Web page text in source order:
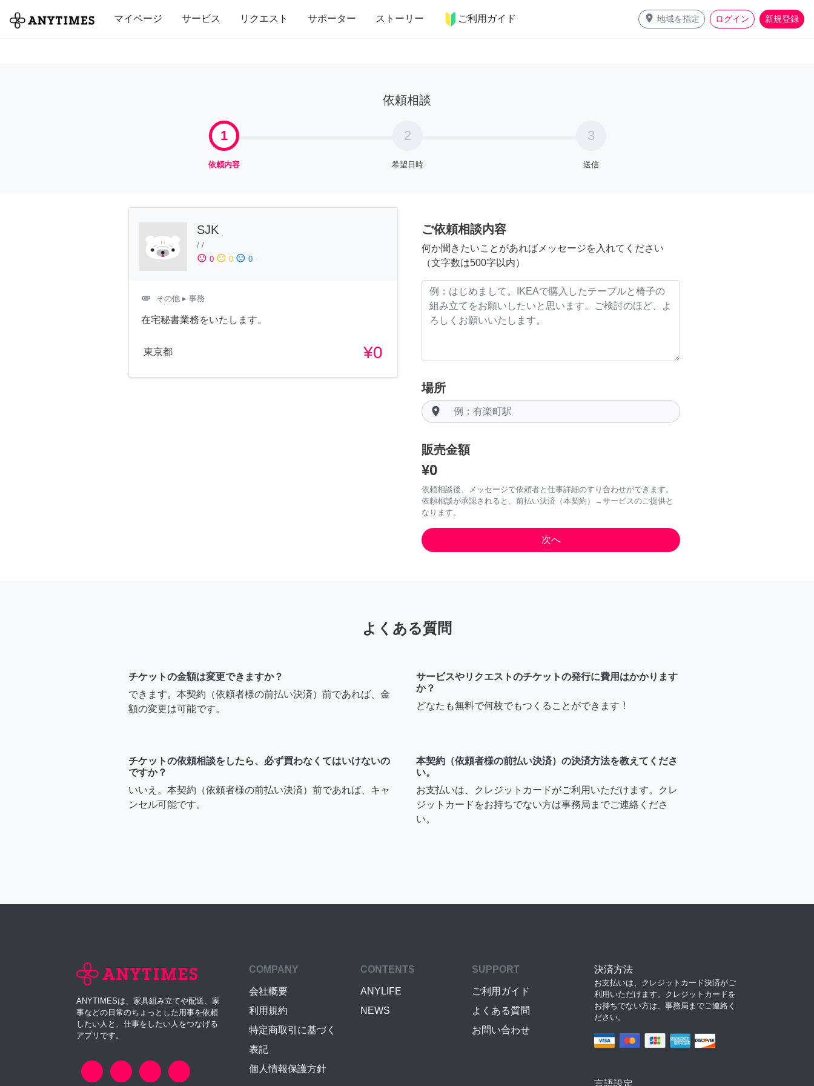
マイページ サービス リクエスト サポーター ストーリー ご利用ガイド place 地域を指定 ログイン 新規登録
全て 修理・組立 家事 引っ越し インテリア 趣味・習い事 ペット 料理
依頼相談
1
依頼内容
2
希望日時
3
送信
SJK
/ /
sentiment_satisfied 0 sentiment_neutral 0 sentiment_dissatisfied 0
attachment その他 ▸ 事務
在宅秘書業務をいたします。
東京都 ¥0
ご依頼相談内容
何か聞きたいことがあればメッセージを入れてください
（文字数は500字以内）
場所
room
販売金額
¥0
依頼相談後、メッセージで依頼者と仕事詳細のすり合わせができます。
依頼相談が承認されると、前払い決済（本契約）→サービスのご提供と
なります。
よくある質問
チケットの金額は変更できますか？
できます。本契約（依頼者様の前払い決済）前であれば、金
額の変更は可能です。
サービスやリクエストのチケットの発行に費用はかかります
か？
どなたも無料で何枚でもつくることができます！
チケットの依頼相談をしたら、必ず買わなくてはいけないの
ですか？
いいえ。本契約（依頼者様の前払い決済）前であれば、キャ
ンセル可能です。
本契約（依頼者様の前払い決済）の決済方法を教えてくださ
い。
お支払いは、クレジットカードがご利用いただけます。クレ
ジットカードをお持ちでない方は事務局までご連絡くださ
い。
ANYTIMESは、家具組み立てや配送、家
事などの日常のちょっとした用事を依頼
したい人と、仕事をしたい人をつなげる
アプリです。
COMPANY
会社概要
利用規約
特定商取引に基づく
表記
個人情報保護方針
CONTENTS
ANYLIFE
NEWS
SUPPORT
ご利用ガイド
よくある質問
お問い合わせ
決済方法
お支払いは、クレジットカード決済がご
利用いただけます。クレジットカードを
お持ちでない方は、事務局までご連絡く
ださい。
言語設定